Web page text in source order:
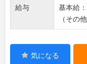
給与
基本給
（その
気になる